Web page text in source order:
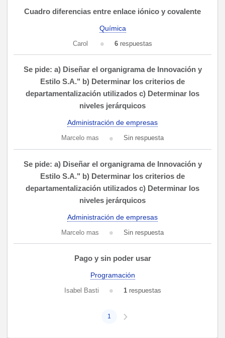
Cuadro diferencias entre enlace iónico y covalente
Química
Carol 6 respuestas
Se pide: a) Diseñar el organigrama de Innovación y
Estilo S.A." b) Determinar los criterios de
departamentalización utilizados c) Determinar los
niveles jerárquicos
Administración de empresas
Marcelo mas Sin respuesta
Se pide: a) Diseñar el organigrama de Innovación y
Estilo S.A." b) Determinar los criterios de
departamentalización utilizados c) Determinar los
niveles jerárquicos
Administración de empresas
Marcelo mas Sin respuesta
Pago y sin poder usar
Programación
Isabel Basti 1respuestas
1